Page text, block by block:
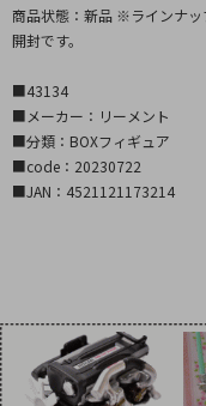
商品状態：新品 ※ラインナッ
開封です。
■43134
■メーカー：リーメント
■分類：BOXフィギュア
■code：20230722
■JAN：4521121173214